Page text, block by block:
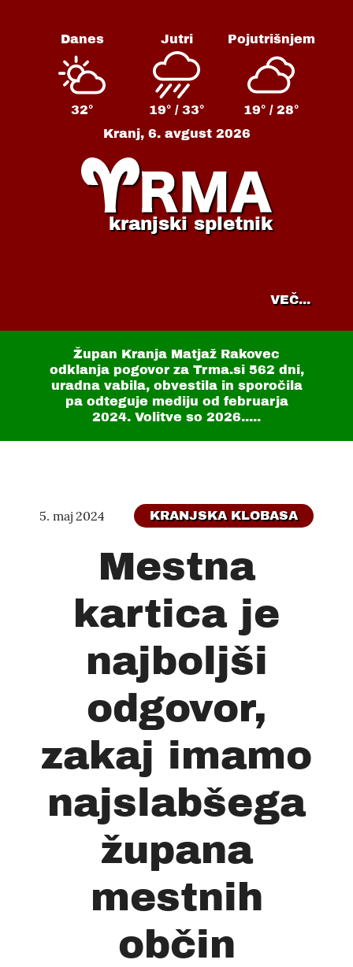
Danes
32°
Jutri
19° / 33°
Pojutrišnjem
19° / 28°
Kranj, 6. avgust 2026
kranjski spletnik
VEČ...
Župan Kranja Matjaž Rakovec
odklanja pogovor za Trma.si 562 dni,
uradna vabila, obvestila in sporočila
pa odteguje mediju od februarja
2024. Volitve so 2026.....
5. maj 2024 KRANJSKA KLOBASA
Mestna
kartica je
najboljši
odgovor,
zakaj imamo
najslabšega
župana
mestnih
občin